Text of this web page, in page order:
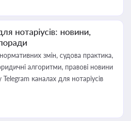
нотаріусів: новини,
змін, судова практика,
алгоритми, правові новини
каналах для нотаріусів